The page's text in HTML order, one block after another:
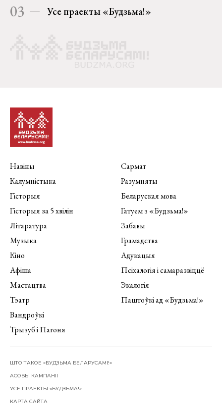
03 Усе праекты «Будзьма!»
Навіны
Калумністыка
Гісторыя
Гісторыя за 5 хвілін
Літаратура
Музыка
Кіно
Афіша
Мастацтва
Тэатр
Вандроўкі
Трызуб і Пагоня
Сармат
Разумняты
Беларуская мова
Гатуем з «Будзьма!»
Забавы
Грамадства
Адукацыя
Псіхалогія і самаразвіццё
Экалогія
Паштоўкі ад «Будзьма!»
ШТО ТАКОЕ «БУДЗЬМА БЕЛАРУСАМІ!»
АСОБЫ КАМПАНІІ
УСЕ ПРАЕКТЫ «БУДЗЬМА!»
КАРТА САЙТА